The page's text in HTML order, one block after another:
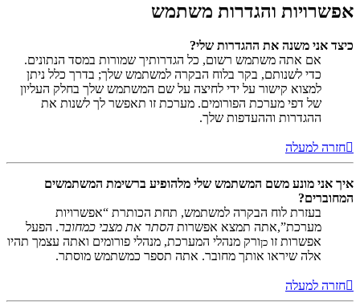
אפשרויות והגדרות משתמש
כיצד אני משנה את ההגדרות שלי?
אם אתה משתמש רשום, כל הגדרותיך שמורות במסד הנתונים.
כדי לשנותם, בקר בלוח הבקרה למשתמש שלך; בדרך כלל ניתן
למצוא קישור על ידי לחיצה על שם המשתמש שלך בחלק העליון
של דפי מערכת הפורומים. מערכת זו תאפשר לך לשנות את
ההגדרות וההעדפות שלך.
חזרה למעלה
איך אני מונע משם המשתמש שלי מלהופיע ברשימת המשתמשים
המחוברים?
בעזרת לוח הבקרה למשתמש, תחת הכותרת “אפשרויות
מערכת”,אתה תמצא אפשרות הסתר את מצבי כמחובר. הפעל
אפשרות זו כןורק מנהלי המערכת, מנהלי פורומים ואתה עצמך תהיו
אלה שיראו אותך מחובר. אתה תספר כמשתמש מוסתר.
חזרה למעלה